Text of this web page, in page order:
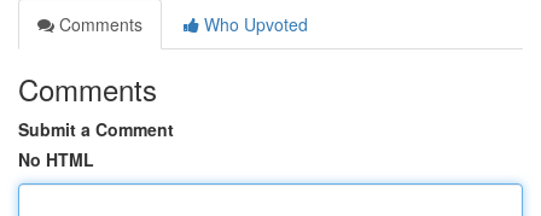
Comments
Who Upvoted
Comments
Submit a Comment
No HTML